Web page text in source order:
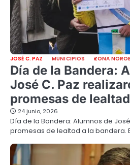
JOSÉ C. PAZ MUNICIPIOS ZONA
Día de la Bandera:
José C. Paz
promesas de
24 junio, 2026
Día de la Bandera: Alumnos de
promesas de lealtad a la bandera.